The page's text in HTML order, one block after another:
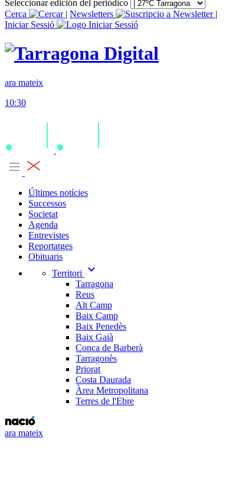
Seleccionar edición del periódico
Cerca
| Newsletters
|
Iniciar Sessió
ara mateix
10:30
Últimes notícies
Successos
Societat
Agenda
Entrevistes
Reportatges
Obituaris
Territori
expand_more
Tarragona
Reus
Alt Camp
Baix Camp
Baix Penedès
Baix Gaià
Conca de Barberà
Tarragonès
Priorat
Costa Daurada
Àrea Metropolitana
Terres de l'Ebre
ara mateix